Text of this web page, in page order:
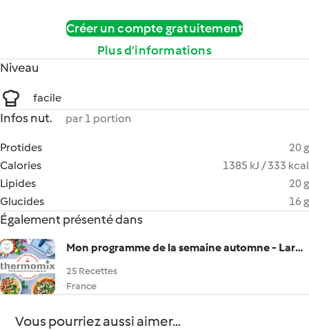
Créer un compte gratuitement
Plus d’informations
Niveau
facile
Infos nut. par 1 portion
Protides
20 g
Calories
1385 kJ / 333 kcal
Lipides
20 g
Glucides
16 g
Également présenté dans
Mon programme de la semaine automne - Larousse
25 Recettes
France
Vous pourriez aussi aimer...